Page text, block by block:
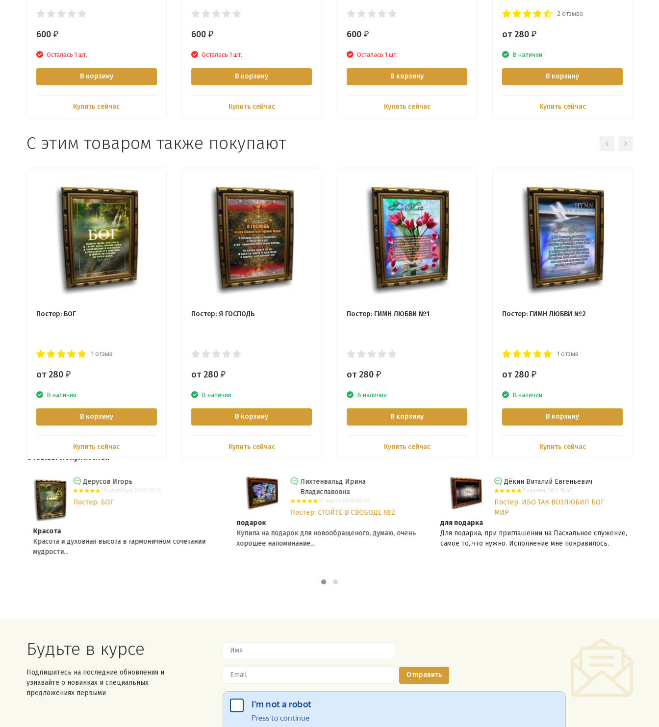
600 ₽
Осталась 1 шт.
В корзину
Купить сейчас
600₽
Осталась 1 шт.
В корзину
Купить сейчас
600 ₽
Осталась 1 шт.
В корзину
Купить сейчас
2 отзыва
от 280 ₽
В наличии
В корзину
Купить сейчас
С этим товаром также покупают
Постер: БОГ
1 отзыв
от 280 ₽
В наличии
В корзину
Купить сейчас
Постер: Я ГОСПОДЬ
от 280₽
В наличии
В корзину
Купить сейчас
Постер: ГИМН ЛЮБВИ №1
от 280 ₽
В наличии
В корзину
Купить сейчас
Постер: ГИМН ЛЮБВИ №2
1 отзыв
от 280 ₽
В наличии
В корзину
Купить сейчас
Отзывы покупателей
Дерусов Игорь
18 сентября 2020 12:23
Постер: БОГ
Красота
Красота и духовная высота в гармоничном сочетании
мудрости...
Лихтенвальд Ирина
Владиславовна
12 марта 2018 00:05
Постер: СТОЙТЕ В СВОБОДЕ №2
подарок
Купила на подарок для новообращеного, думаю, очень
хорошее напоминание...
Дёкин Виталий Евгеньевич
6 апреля 2017 18:45
Постер: ИБО ТАК ВОЗЛЮБИЛ БОГ
МИР
для подарка
Для подарка, при приглашении на Пасхальное служение,
самое то, что нужно. Исполнение мне понравилось.
Будьте в курсе
Подпишитесь на последние обновления и
узнавайте о новинках и специальных
предложениях первыми